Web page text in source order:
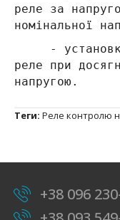
реле за
номінальної
-
реле при
напругою.
Теги: Реле контролю
+38 096